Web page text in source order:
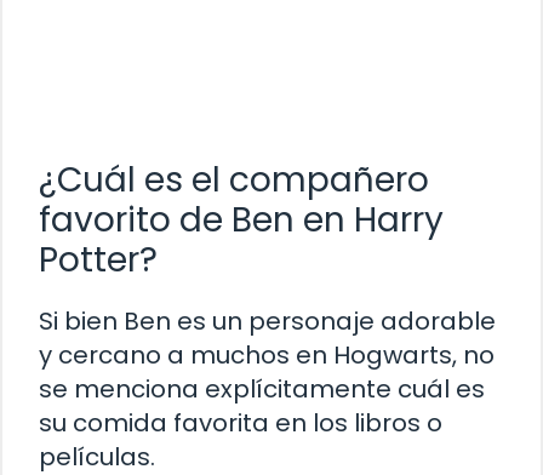
¿Cuál es el compañero
favorito de Ben en Harry
Potter?
Si bien Ben es un personaje adorable
y cercano a muchos en Hogwarts, no
se menciona explícitamente cuál es
su comida favorita en los libros o
películas.